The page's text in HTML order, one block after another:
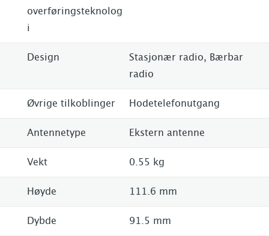
overføringsteknolog
i
Design
Stasjonær radio, Bærbar
radio
Øvrige tilkoblinger Hodetelefonutgang
Antennetype Ekstern antenne
Vekt 0.55 kg
Høyde 111.6 mm
Dybde 91.5 mm